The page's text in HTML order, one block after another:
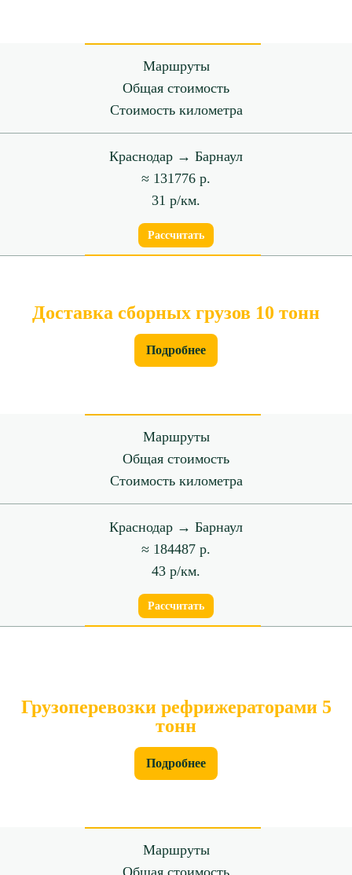
Маршруты
Общая стоимость
Стоимость километра
Краснодар → Барнаул
≈ 131776 р.
31 р/км.
Рассчитать
Доставка сборных грузов 10 тонн
Подробнее
Маршруты
Общая стоимость
Стоимость километра
Краснодар → Барнаул
≈ 184487 р.
43 р/км.
Рассчитать
Грузоперевозки рефрижераторами 5
тонн
Подробнее
Маршруты